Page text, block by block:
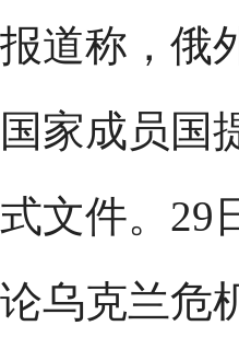
报道称，俄
国家成员国
式文件。29
论乌克兰危